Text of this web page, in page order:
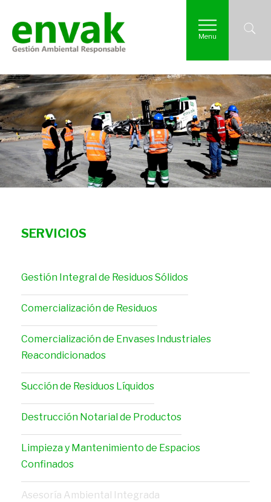
Menu
SERVICIOS
Gestión Integral de Residuos Sólidos
Comercialización de Residuos
Comercialización de Envases Industriales
Reacondicionados
Succión de Residuos Líquidos
Destrucción Notarial de Productos
Limpieza y Mantenimiento de Espacios
Confinados
Asesoría Ambiental Integrada